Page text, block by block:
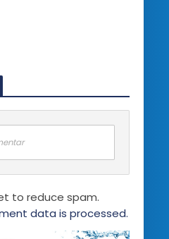
to reduce spam.
data is processed.